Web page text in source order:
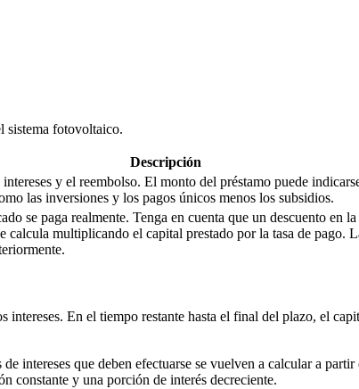
sistema fotovoltaico.
Descripción
y el reembolso. El monto del préstamo puede
las inversiones y los pagos únicos menos los subsidios.
se paga realmente. Tenga en cuenta que un descuento en
multiplicando el capital prestado por la tasa de pago.
En el tiempo restante hasta el final del plazo, el
intereses que deben efectuarse se vuelven a calcular a
constante y una porción de interés decreciente.